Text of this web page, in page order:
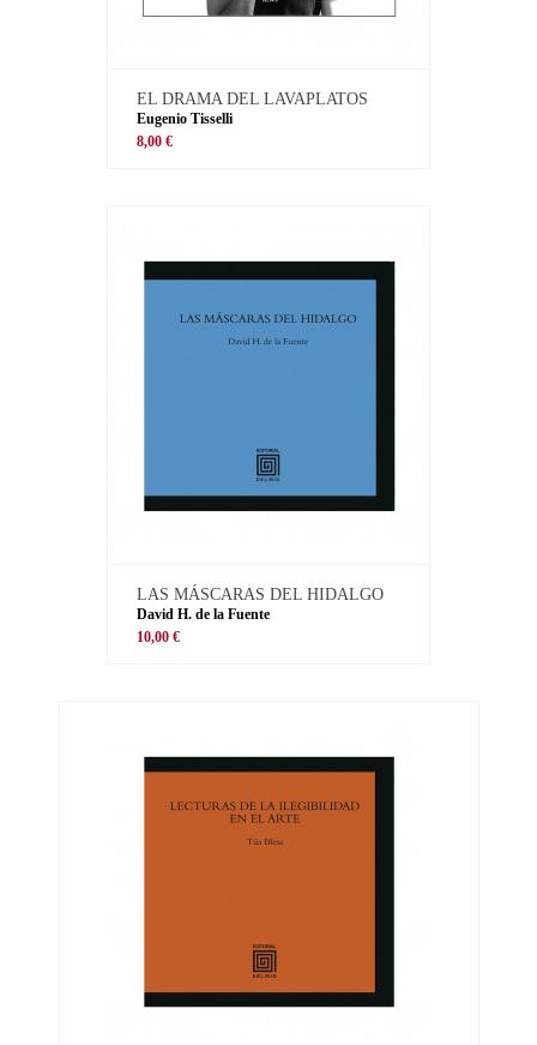
EL DRAMA DEL LAVAPLATOS
Eugenio Tisselli
8,00 €
LAS MÁSCARAS DEL HIDALGO
David H. de la Fuente
10,00 €